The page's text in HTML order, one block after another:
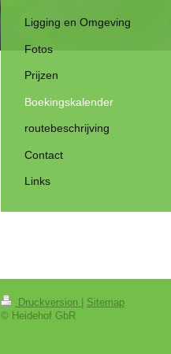
Ligging en Omgeving
Fotos
Prijzen
Boekingskalender
routebeschrijving
Contact
Links
Druckversion
Sitemap
© Heidehof GbR